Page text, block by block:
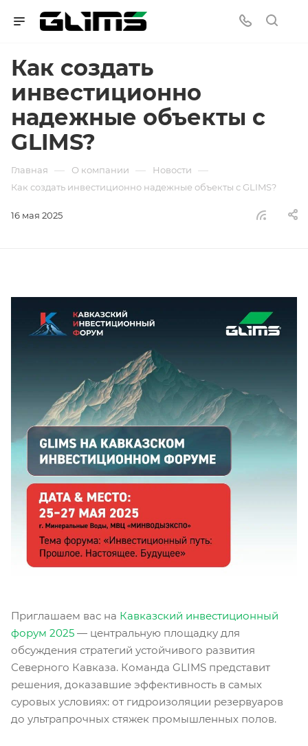
Как создать
инвестиционно
надежные объекты с
GLIMS?
Главная — О компании — Новости —
Как создать инвестиционно надежные объекты с GLIMS?
16 мая 2025
Приглашаем вас на Кавказский инвестиционный
форум 2025 — центральную площадку для
обсуждения стратегий устойчивого развития
Северного Кавказа. Команда GLIMS представит
решения, доказавшие эффективность в самых
суровых условиях: от гидроизоляции резервуаров
до ультрапроч­ных стяжек промышленных полов.